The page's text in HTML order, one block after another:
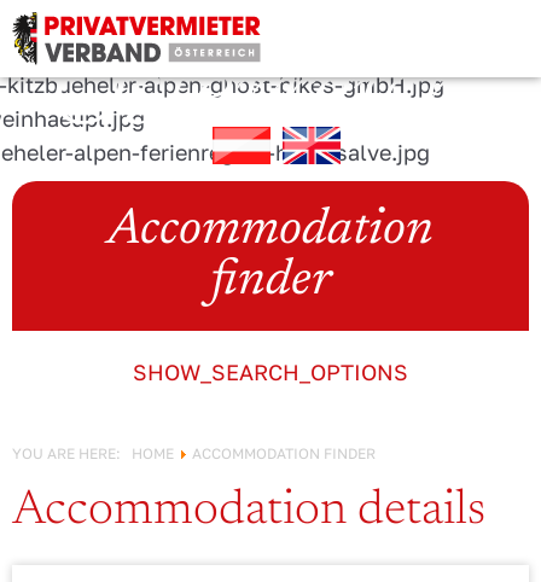
URLAUB IN
Österreich!
Accommodation
finder
SHOW_SEARCH_OPTIONS
YOU ARE HERE: HOME ACCOMMODATION FINDER
Accommodation details